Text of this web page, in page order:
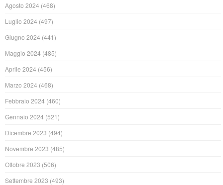
Agosto 2024 (468)
Luglio 2024 (497)
Giugno 2024 (441)
Maggio 2024 (485)
Aprile 2024 (456)
Marzo 2024 (468)
Febbraio 2024 (460)
Gennaio 2024 (521)
Dicembre 2023 (494)
Novembre 2023 (485)
Ottobre 2023 (506)
Settembre 2023 (493)